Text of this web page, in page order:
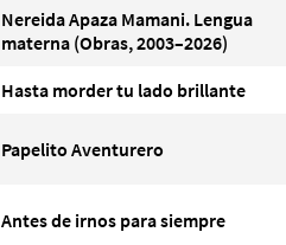
Nereida Apaza Mamani. Lengua
materna (Obras, 2003–2026)
Hasta morder tu lado brillante
Papelito Aventurero
Antes de irnos para siempre